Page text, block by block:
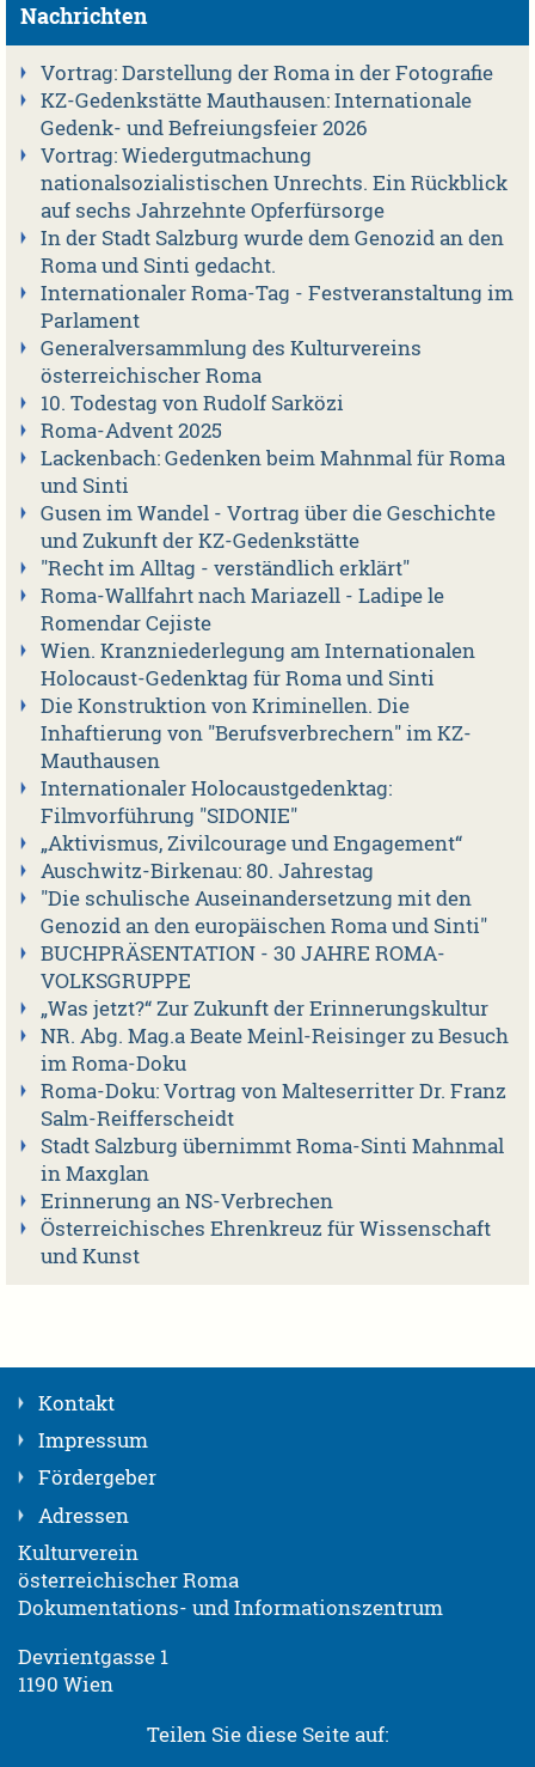
Nachrichten
Vortrag: Darstellung der Roma in der Fotografie
KZ-Gedenkstätte Mauthausen: Internationale
Gedenk- und Befreiungsfeier 2026
Vortrag: Wiedergutmachung
nationalsozialistischen Unrechts. Ein Rückblick
auf sechs Jahrzehnte Opferfürsorge
In der Stadt Salzburg wurde dem Genozid an den
Roma und Sinti gedacht.
Internationaler Roma-Tag - Festveranstaltung im
Parlament
Generalversammlung des Kulturvereins
österreichischer Roma
10. Todestag von Rudolf Sarközi
Roma-Advent 2025
Lackenbach: Gedenken beim Mahnmal für Roma
und Sinti
Gusen im Wandel - Vortrag über die Geschichte
und Zukunft der KZ-Gedenkstätte
"Recht im Alltag - verständlich erklärt"
Roma-Wallfahrt nach Mariazell - Ladipe le
Romendar Cejiste
Wien. Kranzniederlegung am Internationalen
Holocaust-Gedenktag für Roma und Sinti
Die Konstruktion von Kriminellen. Die
Inhaftierung von "Berufsverbrechern" im KZ-
Mauthausen
Internationaler Holocaustgedenktag:
Filmvorführung "SIDONIE"
„Aktivismus, Zivilcourage und Engagement“
Auschwitz-Birkenau: 80. Jahrestag
"Die schulische Auseinandersetzung mit den
Genozid an den europäischen Roma und Sinti"
BUCHPRÄSENTATION - 30 JAHRE ROMA-
VOLKSGRUPPE
„Was jetzt?“ Zur Zukunft der Erinnerungskultur
NR. Abg. Mag.a Beate Meinl-Reisinger zu Besuch
im Roma-Doku
Roma-Doku: Vortrag von Malteserritter Dr. Franz
Salm-Reifferscheidt
Stadt Salzburg übernimmt Roma-Sinti Mahnmal
in Maxglan
Erinnerung an NS-Verbrechen
Österreichisches Ehrenkreuz für Wissenschaft
und Kunst
Kontakt
Impressum
Fördergeber
Adressen
Kulturverein
österreichischer Roma
Dokumentations- und Informationszentrum
Devrientgasse 1
1190 Wien
Teilen Sie diese Seite auf: